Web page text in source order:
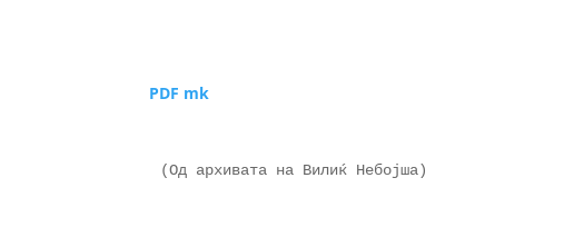
PDF mk
(Од архивата на Вилиќ Небојша)